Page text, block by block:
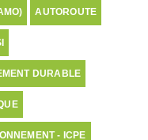
AUTOROUTE
DURABLE
- ICPE